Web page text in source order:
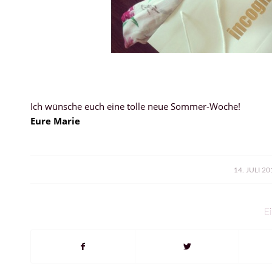
Ich wünsche euch eine tolle neue Sommer-Woche!
Eure Marie
14. JULI
/